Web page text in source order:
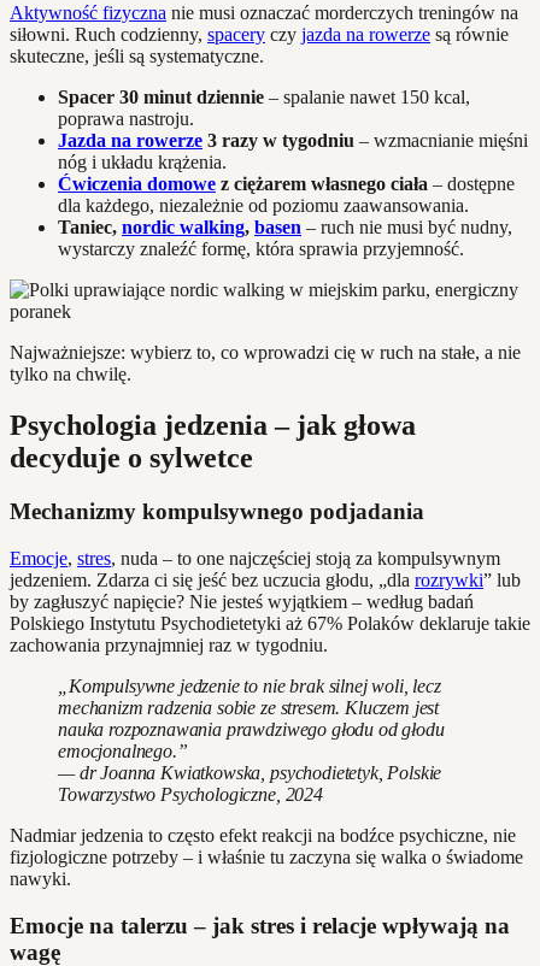
Aktywność fizyczna nie musi oznaczać morderczych treningów na
siłowni. Ruch codzienny, spacery czy jazda na rowerze są równie
skuteczne, jeśli są systematyczne.
Spacer 30 minut dziennie – spalanie nawet 150 kcal,
poprawa nastroju.
Jazda na rowerze 3 razy w tygodniu – wzmacnianie mięśni
nóg i układu krążenia.
Ćwiczenia domowe z ciężarem własnego ciała – dostępne
dla każdego, niezależnie od poziomu zaawansowania.
Taniec, nordic walking, basen – ruch nie musi być nudny,
wystarczy znaleźć formę, która sprawia przyjemność.
Najważniejsze: wybierz to, co wprowadzi cię w ruch na stałe, a nie
tylko na chwilę.
Psychologia jedzenia – jak głowa
decyduje o sylwetce
Mechanizmy kompulsywnego podjadania
Emocje, stres, nuda – to one najczęściej stoją za kompulsywnym
jedzeniem. Zdarza ci się jeść bez uczucia głodu, „dla rozrywki” lub
by zagłuszyć napięcie? Nie jesteś wyjątkiem – według badań
Polskiego Instytutu Psychodietetyki aż 67% Polaków deklaruje takie
zachowania przynajmniej raz w tygodniu.
„Kompulsywne jedzenie to nie brak silnej woli, lecz
mechanizm radzenia sobie ze stresem. Kluczem jest
nauka rozpoznawania prawdziwego głodu od głodu
emocjonalnego.”
— dr Joanna Kwiatkowska, psychodietetyk, Polskie
Towarzystwo Psychologiczne, 2024
Nadmiar jedzenia to często efekt reakcji na bodźce psychiczne, nie
fizjologiczne potrzeby – i właśnie tu zaczyna się walka o świadome
nawyki.
Emocje na talerzu – jak stres i relacje wpływają na
wagę